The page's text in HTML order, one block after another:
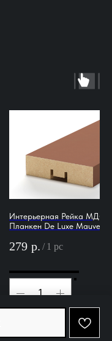
Интерьерная Рейка МДФ
Планкен De Luxe Mauve
279 р. / 1 pc